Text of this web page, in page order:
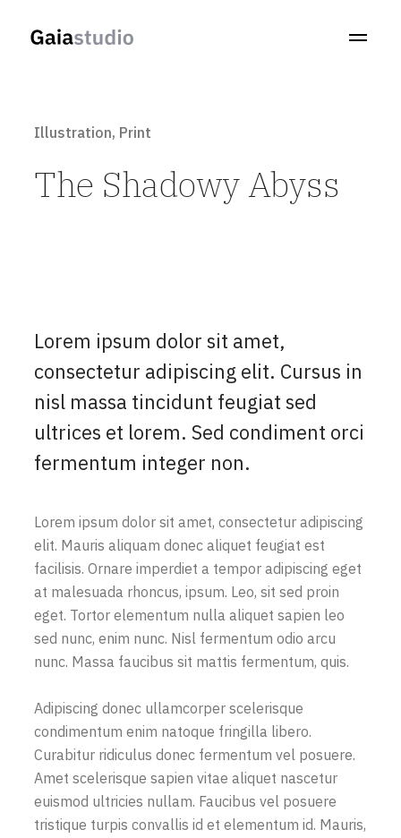
Illustration, Print
The Shadowy Abyss
Lorem ipsum dolor sit amet,
consectetur adipiscing elit. Cursus in
nisl massa tincidunt feugiat sed
ultrices et lorem. Sed condiment orci
fermentum integer non.
Lorem ipsum dolor sit amet, consectetur adipiscing
elit. Mauris aliquam donec aliquet feugiat est
facilisis. Ornare imperdiet a tempor adipiscing eget
at malesuada rhoncus, ipsum. Leo, sit sed proin
eget. Tortor elementum nulla aliquet sapien leo
sed nunc, enim nunc. Nisl fermentum odio arcu
nunc. Massa faucibus sit mattis fermentum, quis.
Adipiscing donec ullamcorper scelerisque
condimentum enim natoque fringilla libero.
Curabitur ridiculus donec fermentum vel posuere.
Amet scelerisque sapien vitae aliquet nascetur
euismod ultricies nullam. Faucibus vel posuere
tristique turpis convallis id et elementum id. Mauris,